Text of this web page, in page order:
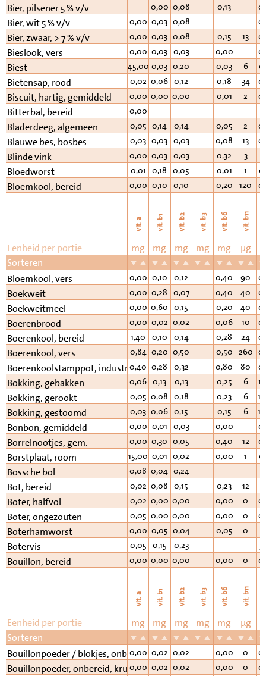
Bier, pilsener 5 % v/v 0,00 0,08 0,13
Bier, wit 5 % v/v 0,00 0,03 0,08
Bier, zwaar, > 7 % v/v 0,00 0,03 0,08 0,15 13
Bieslook, vers 0,00 0,03 0,03 0,00
Biest 45,00 0,03 0,20 0,03 6
Bietensap, rood 0,02 0,06 0,12 0,18 34
Biscuit, hartig, gemiddeld 0,00 0,00 0,00 0,01 2
Bitterbal, bereid 0,00
Bladerdeeg, algemeen 0,05 0,14 0,14 0,05 2
Blauwe bes, bosbes 0,03 0,03 0,03 0,08 13
Blinde vink 0,00 0,03 0,03 0,32 3
Bloedworst 0,01 0,18 0,05 0,01 1
Bloemkool, bereid 0,00 0,10 0,10 0,20 120
vit. a vit. b1 vit. b2 vit. b3 vit. b6 vit. b11
Eenheid per portie mg mg mg mg mg µg
Sorteren
Bloemkool, vers
0,00 0,10 0,12 0,40 90
Boekweit 0,00 0,28 0,07 0,40 40
Boekweitmeel 0,00 0,60 0,15 0,20 40
Boerenbrood 0,00 0,02 0,02 0,06 10
Boerenkool, bereid 1,40 0,10 0,14 0,28 24
Boerenkool, vers 0,84 0,20 0,50 0,50 260
Boerenkoolstamppot, industrieel
0,40 0,28 0,32 0,80 80
Bokking, gebakken 0,06 0,13 0,13 0,25 6
Bokking, gerookt 0,05 0,08 0,18 0,23 6
Bokking, gestoomd 0,03 0,06 0,15 0,15 6
Bonbon, gemiddeld 0,00 0,01 0,03 0,00
Borrelnootjes, gem. 0,00 0,30 0,05 0,40 12
Borstplaat, room 15,00 0,01 0,02 0,00 1
Bossche bol 0,08 0,04 0,24
Bot, bereid 0,02 0,08 0,15 0,23 12
Boter, halfvol 0,02 0,00 0,00 0,00 0
Boter, ongezouten 0,05 0,00 0,00 0,00 0
Boterhamworst 0,00 0,05 0,04 0,05 0
Botervis 0,05 0,15 0,23
Bouillon, bereid 0,00 0,00 0,00 0,00 0
vit. a vit. b1 vit. b2 vit. b3 vit. b6 vit. b11
Eenheid per portie mg mg mg mg mg µg
Sorteren
Bouillonpoeder / blokjes, onbereid, vlees
0,00 0,02 0,02 0,00 0
Bouillonpoeder, onbereid, kruiden
0,00 0,02 0,02 0,00 0